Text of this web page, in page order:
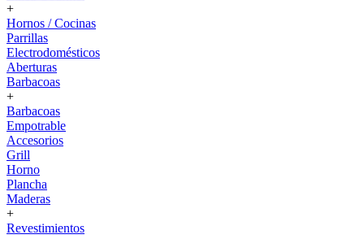
+
Hornos / Cocinas
Parrillas
Electrodomésticos
Aberturas
Barbacoas
+
Barbacoas
Empotrable
Accesorios
Grill
Horno
Plancha
Maderas
+
Revestimientos